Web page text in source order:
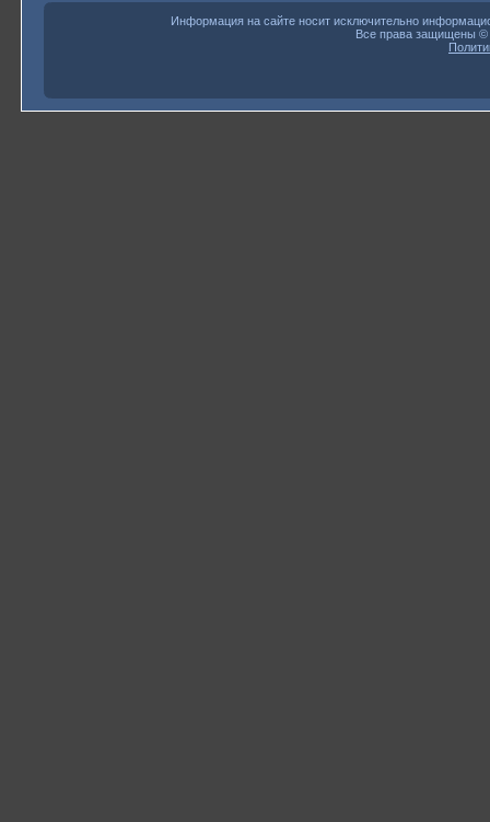
Информация на сайте носит исключительно
Все права защищены ©